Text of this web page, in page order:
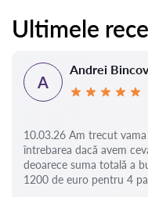
Ultimele
A
Andrei
10.03.26 Am trecut vama
întrebarea dacă avem
deoarece suma totală a
1200 de euro pentru 4